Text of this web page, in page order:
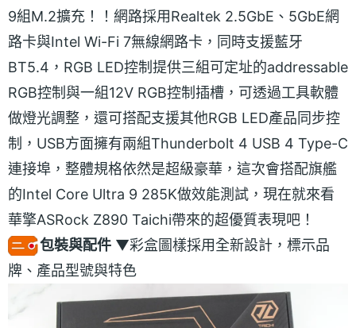
9組M.2擴充！！網路採用Realtek 2.5GbE、5GbE網
路卡與Intel Wi-Fi 7無線網路卡，同時支援藍牙
BT5.4，RGB LED控制提供三組可定址的addressable
RGB控制與一組12V RGB控制插槽，可透過工具軟體
做燈光調整，還可搭配支援其他RGB LED產品同步控
制，USB方面擁有兩組Thunderbolt 4 USB 4 Type-C
連接埠，整體規格依然是超級豪華，這次會搭配旗艦
的Intel Core Ultra 9 285K做效能測試，現在就來看
華擎ASRock Z890 Taichi帶來的超優質表現吧！
包裝與配件 ▼彩盒圖樣採用全新設計，標示品
牌、產品型號與特色